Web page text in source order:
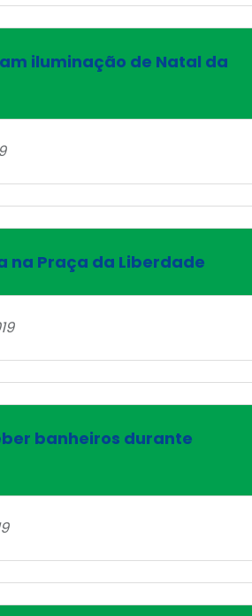
iluminação de Natal da
na Praça da Liberdade
banheiros durante